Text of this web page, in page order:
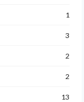
1
3
2
2
13